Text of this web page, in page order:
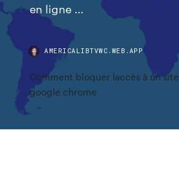
en ligne ...
AMERICALIBTVWC.WEB.APP
Comment bloquer laccès à un
google chrome